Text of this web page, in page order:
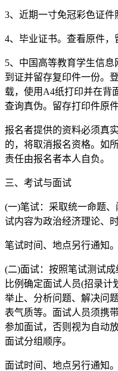
3、近期一寸免冠彩色证件
4、毕业证书。查看原件，
5、中国高等教育学生信
到证并留存复印件一份。
载，使用A4纸打印并在背
查询真伪。留存打印件原
报名者提供的资料必须真
的，将取消报名资格。如
责任由报名者本人自负。
三、考试与面试
(一)笔试：采取统一命题
试内容为政治经济理论、
笔试时间、地点另行通知。
(二)面试：按照笔试测试
比例确定面试人员(招录计
举止、分析问题、解决问
表气质等。面试人员须携
参加面试，否则视为自动
面试分组顺序。
面试时间、地点另行通知。